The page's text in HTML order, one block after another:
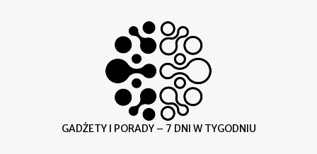
GADŻETY I PORADY – 7 DNI W TYGODNIU